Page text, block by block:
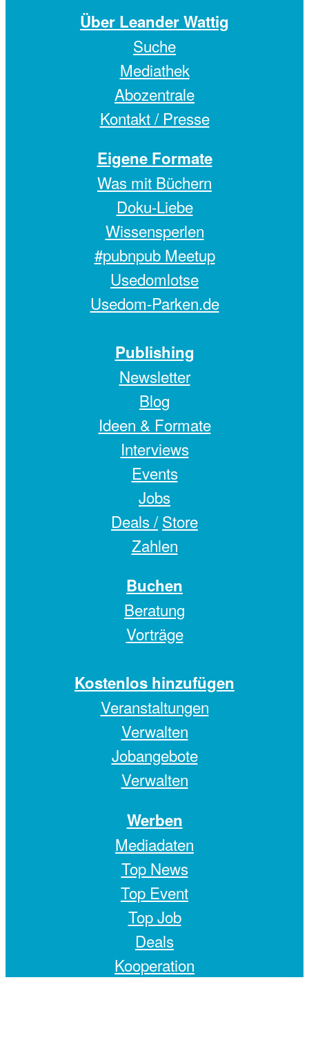
Über Leander Wattig
Suche
Mediathek
Abozentrale
Kontakt / Presse
Eigene Formate
Was mit Büchern
Doku-Liebe
Wissensperlen
#pubnpub Meetup
Usedomlotse
Usedom-Parken.de
Publishing
Newsletter
Blog
Ideen & Formate
Interviews
Events
Jobs
Deals / Store
Zahlen
Buchen
Beratung
Vorträge
Kostenlos hinzufügen
Veranstaltungen
Verwalten
Jobangebote
Verwalten
Werben
Mediadaten
Top News
Top Event
Top Job
Deals
Kooperation